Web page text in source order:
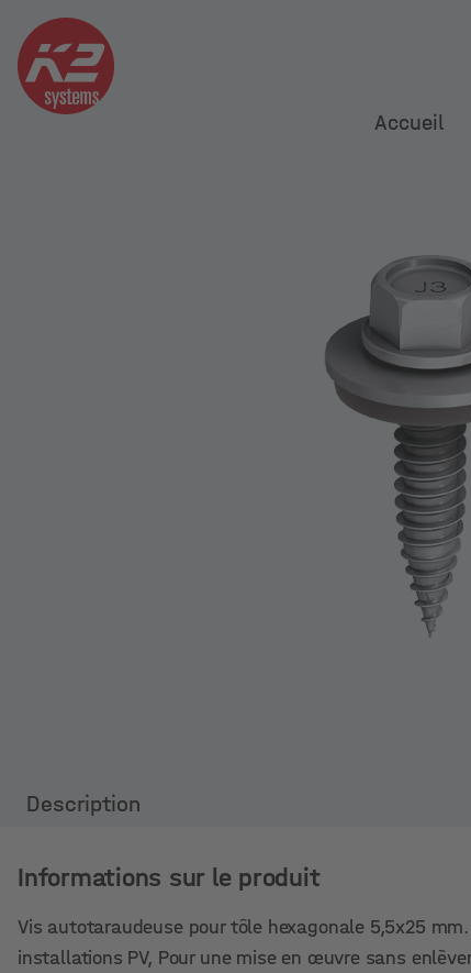
Accueil
Description
Informations sur le produit
Vis autotaraudeuse pour tôle hexagonale 5,5x25
installations PV, Pour une mise en œuvre sans